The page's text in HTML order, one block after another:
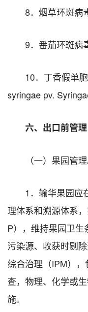
8．烟草环斑病
9．番茄环斑病
10．丁香假单
syringae pv.
六、出口前管理
（一）果园管理
1．输华果园应
理体系和溯源体系
P），维持果园卫
污染源、收获时剔
综合治理（IPM）
查，物理、化学或
施。